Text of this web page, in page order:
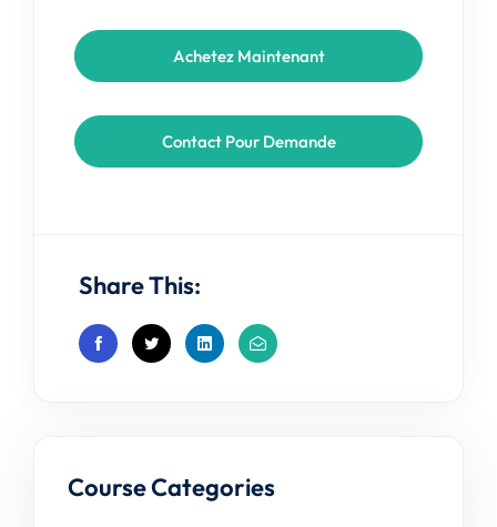
Achetez Maintenant
Contact Pour Demande
Share This:
Course Categories